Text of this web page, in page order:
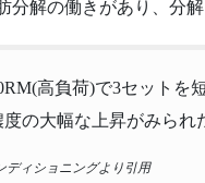
解の働きがあり、分
高負荷)で3セットを
の大幅な上昇がみられ
ディショニングより引用